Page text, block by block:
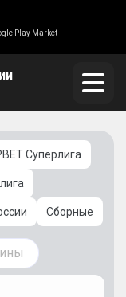
Play Market
Суперлига
Сборные